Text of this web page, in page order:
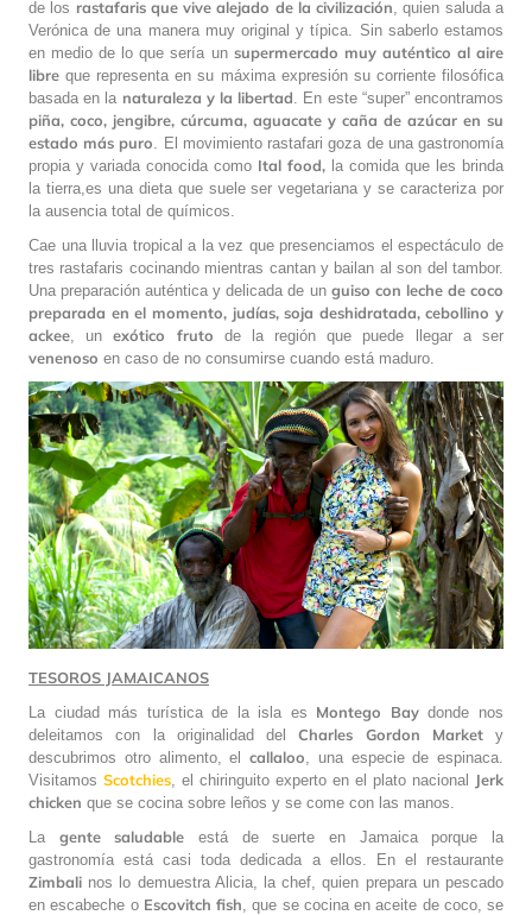
de los rastafaris que vive alejado de la civilización , quien saluda a
Verónica de una manera muy original y típica. Sin saberlo estamos
en medio de lo que sería un supermercado muy auténtico al aire
libre que representa en su máxima expresión su corriente filosófica
basada en la naturaleza y la libertad . En este “super” encontramos
piña, coco, jengibre, cúrcuma, aguacate y caña de azúcar en su
estado más puro . El movimiento rastafari goza de una gastronomía
propia y variada conocida como Ital food, la comida que les brinda
la tierra,es una dieta que suele ser vegetariana y se caracteriza por
la ausencia total de químicos.
Cae una lluvia tropical a la vez que presenciamos el espectáculo de
tres rastafaris cocinando mientras cantan y bailan al son del tambor.
Una preparación auténtica y delicada de un guiso con leche de coco
preparada en el momento, judías, soja deshidratada, cebollino y
ackee , unexótico fruto de la región que puede llegar a ser
venenoso en caso de no consumirse cuando está maduro.
TESOROS JAMAICANOS
La ciudad más turística de la isla es Montego Baydonde nos
deleitamos con la originalidad delCharles Gordon Markety
descubrimos otro alimento, el callaloo , una especie de espinaca.
Visitamos Scotchies , el chiringuito experto en el plato nacional Jerk
chicken que se cocina sobre leños y se come con las manos.
La gente saludable está de suerte en Jamaica porque la
gastronomía está casi toda dedicada a ellos. En el restaurante
Zimbali nos lo demuestra Alicia, la chef, quien prepara un pescado
en escabeche o Escovitch fish , que se cocina en aceite de coco, se